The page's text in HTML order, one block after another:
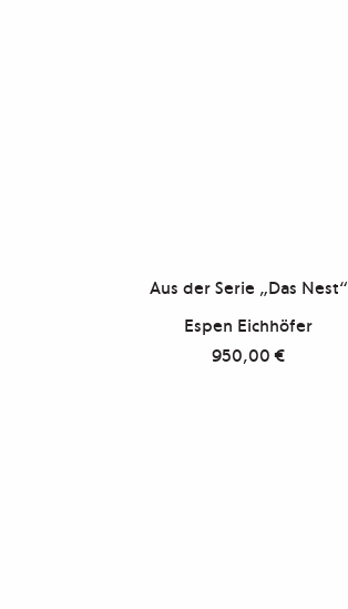
Aus der Serie „Das Nest“
Espen Eichhöfer
950,00€